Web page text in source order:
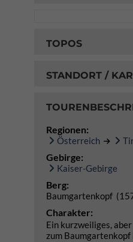
TOPOS
STANDORT /
Regionen:
Österreich
Gebirge:
Kaiser-Gebirge
Berg:
Baumgartenkopf
Charakter:
Ein kurzweiliges,
zum